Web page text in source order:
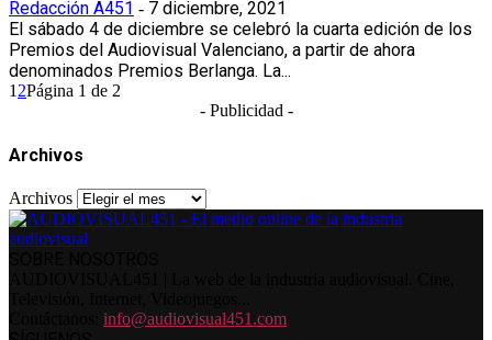
Redacción A451 - 7 diciembre, 2021
El sábado 4 de diciembre se celebró la cuarta edición de los
Premios del Audiovisual Valenciano, a partir de ahora
denominados Premios Berlanga. La...
1 2Página 1 de 2
- Publicidad -
Archivos
Archivos
info@audiovisual451.com